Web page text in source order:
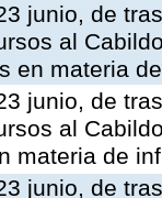
junio, de
al
en materia
junio, de
al
materia de
junio, de